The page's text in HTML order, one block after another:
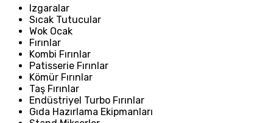
Izgaralar
Sıcak Tutucular
Wok Ocak
Fırınlar
Kombi Fırınlar
Patisserie Fırınlar
Kömür Fırınlar
Taş Fırınlar
Endüstriyel Turbo Fırınlar
Gıda Hazırlama Ekipmanları